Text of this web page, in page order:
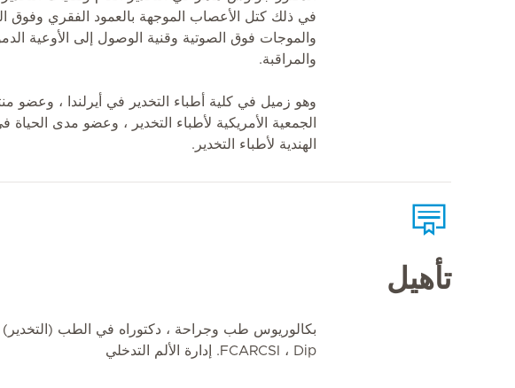
في ذلك كتل الأعصاب الموجهة بالعمود الفقري وفوق
والموجات فوق الصوتية وقنية الوصول إلى الأوعية
والمراقبة.
وهو زميل في كلية أطباء التخدير في أيرلندا ، وعضو
الجمعية الأمريكية لأطباء التخدير ، وعضو مدى الحياة
الهندية لأطباء التخدير.
تأهيل
بكالوريوس طب وجراحة ، دكتوراه في الطب (التخدير)
FCARCSI ، Dip. إدارة الألم التدخلي